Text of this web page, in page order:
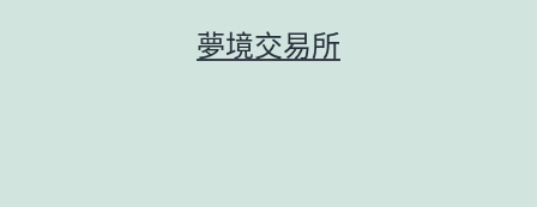
夢境交易所